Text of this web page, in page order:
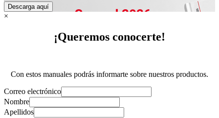
×
¡Queremos conocerte!
Con estos manuales podrás informarte sobre nuestros productos.
Correo electrónico
Nombre
Apellidos